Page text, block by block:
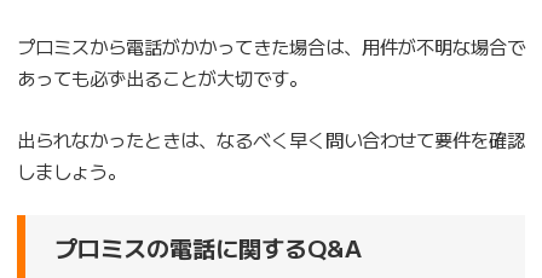
プロミスから電話がかかってきた場合は、用件が不明な場合で
あっても必ず出ることが大切です。
出られなかったときは、なるべく早く問い合わせて要件を確認
しましょう。
プロミスの電話に関するQ&A